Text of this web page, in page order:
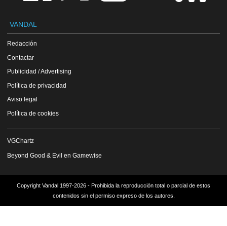
VANDAL
Redacción
Contactar
Publicidad / Advertising
Política de privacidad
Aviso legal
Política de cookies
VGChartz
Beyond Good & Evil en Gamewise
Copyright Vandal 1997-2026 - Prohibida la reproducción total o parcial de estos
contenidos sin el permiso expreso de los autores.